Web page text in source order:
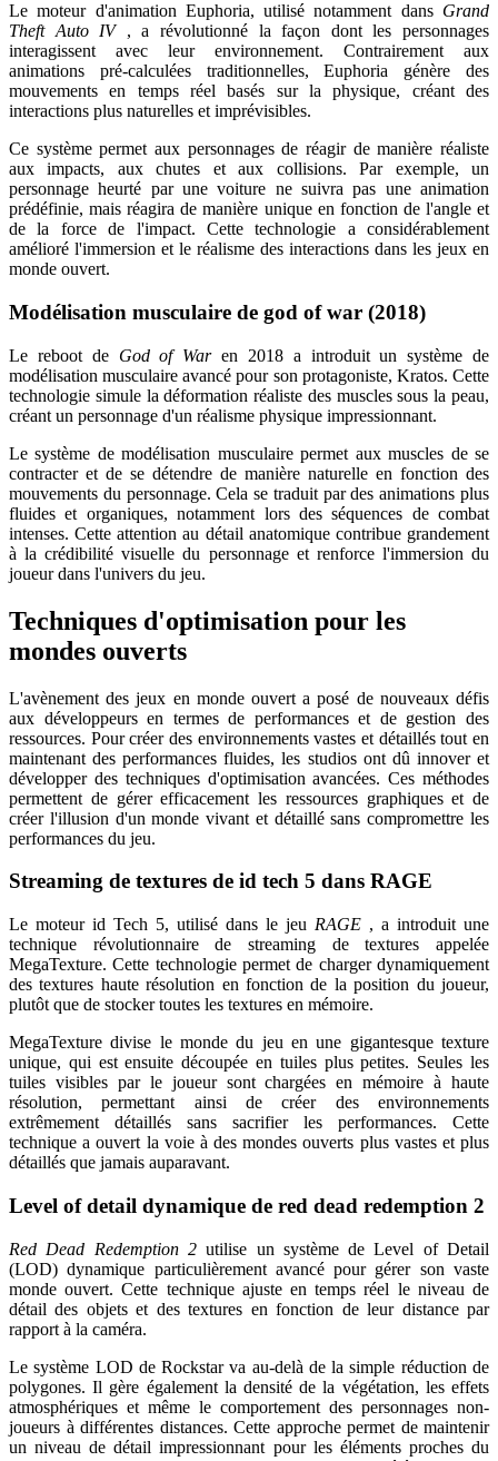
Le moteur d'animation Euphoria, utilisé notamment dans Grand
Theft Auto IV , a révolutionné la façon dont les personnages
interagissent avec leur environnement. Contrairement aux
animations pré-calculées traditionnelles, Euphoria génère des
mouvements en temps réel basés sur la physique, créant des
interactions plus naturelles et imprévisibles.
Ce système permet aux personnages de réagir de manière réaliste
aux impacts, aux chutes et aux collisions. Par exemple, un
personnage heurté par une voiture ne suivra pas une animation
prédéfinie, mais réagira de manière unique en fonction de l'angle et
de la force de l'impact. Cette technologie a considérablement
amélioré l'immersion et le réalisme des interactions dans les jeux en
monde ouvert.
Modélisation musculaire de god of war (2018)
Le reboot de God of War en 2018 a introduit un système de
modélisation musculaire avancé pour son protagoniste, Kratos. Cette
technologie simule la déformation réaliste des muscles sous la peau,
créant un personnage d'un réalisme physique impressionnant.
Le système de modélisation musculaire permet aux muscles de se
contracter et de se détendre de manière naturelle en fonction des
mouvements du personnage. Cela se traduit par des animations plus
fluides et organiques, notamment lors des séquences de combat
intenses. Cette attention au détail anatomique contribue grandement
à la crédibilité visuelle du personnage et renforce l'immersion du
joueur dans l'univers du jeu.
Techniques d'optimisation pour les
mondes ouverts
L'avènement des jeux en monde ouvert a posé de nouveaux défis
aux développeurs en termes de performances et de gestion des
ressources. Pour créer des environnements vastes et détaillés tout en
maintenant des performances fluides, les studios ont dû innover et
développer des techniques d'optimisation avancées. Ces méthodes
permettent de gérer efficacement les ressources graphiques et de
créer l'illusion d'un monde vivant et détaillé sans compromettre les
performances du jeu.
Streaming de textures de id tech 5 dans RAGE
Le moteur id Tech 5, utilisé dans le jeu RAGE , a introduit une
technique révolutionnaire de streaming de textures appelée
MegaTexture. Cette technologie permet de charger dynamiquement
des textures haute résolution en fonction de la position du joueur,
plutôt que de stocker toutes les textures en mémoire.
MegaTexture divise le monde du jeu en une gigantesque texture
unique, qui est ensuite découpée en tuiles plus petites. Seules les
tuiles visibles par le joueur sont chargées en mémoire à haute
résolution, permettant ainsi de créer des environnements
extrêmement détaillés sans sacrifier les performances. Cette
technique a ouvert la voie à des mondes ouverts plus vastes et plus
détaillés que jamais auparavant.
Level of detail dynamique de red dead redemption 2
Red Dead Redemption 2utilise un système de Level of Detail
(LOD) dynamique particulièrement avancé pour gérer son vaste
monde ouvert. Cette technique ajuste en temps réel le niveau de
détail des objets et des textures en fonction de leur distance par
rapport à la caméra.
Le système LOD de Rockstar va au-delà de la simple réduction de
polygones. Il gère également la densité de la végétation, les effets
atmosphériques et même le comportement des personnages non-
joueurs à différentes distances. Cette approche permet de maintenir
un niveau de détail impressionnant pour les éléments proches du